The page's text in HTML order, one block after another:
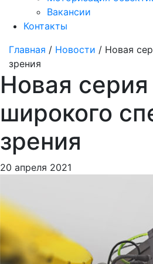
Вакансии
Контакты
Главная / Новости / Новая
зрения
Новая
широкого
зрения
20 апреля 2021